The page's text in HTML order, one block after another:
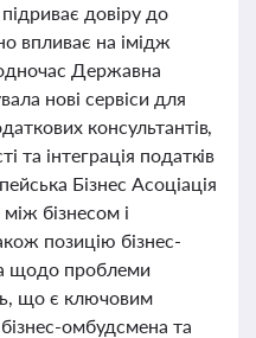
довіру до
впливає на імідж
Державна
нові сервіси для
консультантів,
та інтеграція податків
Бізнес Асоціація
бізнесом і
позицію бізнес-
щодо проблеми
що є ключовим
омбудсмена та